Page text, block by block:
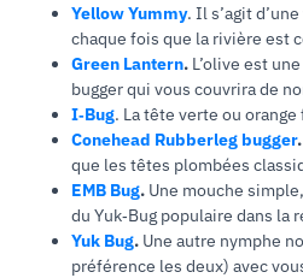
Yellow Yummy. Il s’agit
chaque fois que la rivière est
Green Lantern. L’olive est
bugger qui vous couvrira de
I‑Bug. La tête verte ou
Conehead Rubberleg bugger.
que les têtes plombées
EMB Bug. Une mouche
du Yuk‑Bug populaire dans la
Yuk Bug. Une autre nymphe
préférence les deux) avec